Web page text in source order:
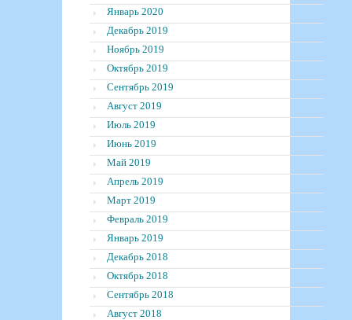
Январь 2020
Декабрь 2019
Ноябрь 2019
Октябрь 2019
Сентябрь 2019
Август 2019
Июль 2019
Июнь 2019
Май 2019
Апрель 2019
Март 2019
Февраль 2019
Январь 2019
Декабрь 2018
Октябрь 2018
Сентябрь 2018
Август 2018